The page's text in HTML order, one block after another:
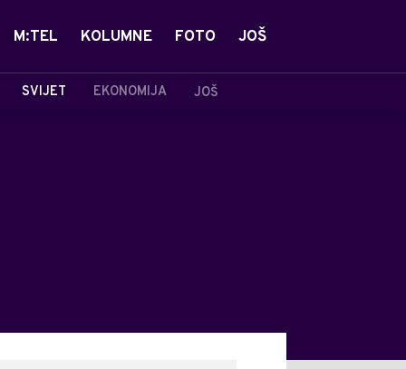
SVIJET EKONOMIJA JOŠ
M:TEL KOLUMNE FOTO JOŠ